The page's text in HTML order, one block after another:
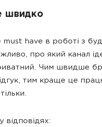
швидко
have в роботі з
про який канал
Чим швидше
тим краще це
відповідях: